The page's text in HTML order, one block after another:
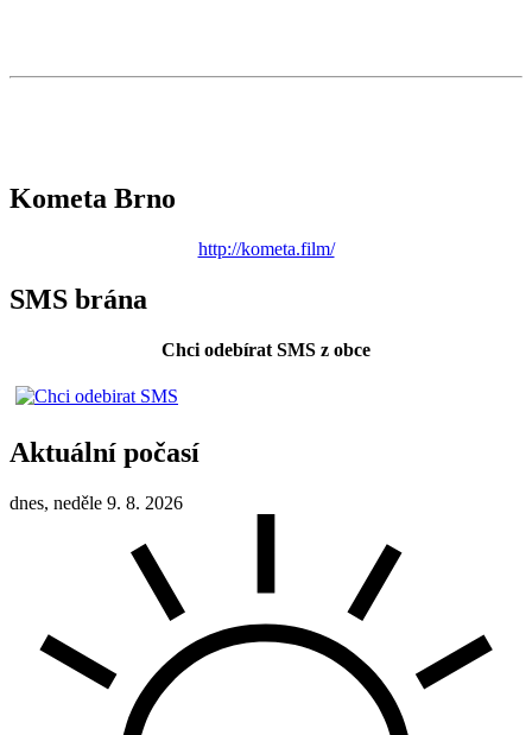
Kometa Brno
http://kometa.film/
SMS brána
Chci odebírat SMS z obce
Aktuální počasí
dnes, neděle 9. 8. 2026